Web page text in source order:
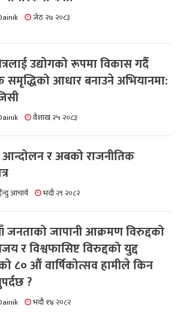
जेठ २७ २०८३
उद्योगको रूपमा विकास गर्दै
समृद्धिको आधार बनाउने अभियानमा:
वैशाख २५ २०८३
र अबको राजनीतिक
आचार्य भदौ २९ २०८२
जनताको जापानी आक्रमण विरुद्दको
र विश्वफासिष्ट विरुद्दको युद्द
८० औं वार्षिकोत्सव हामीले किन
?
भदौ १४ २०८२